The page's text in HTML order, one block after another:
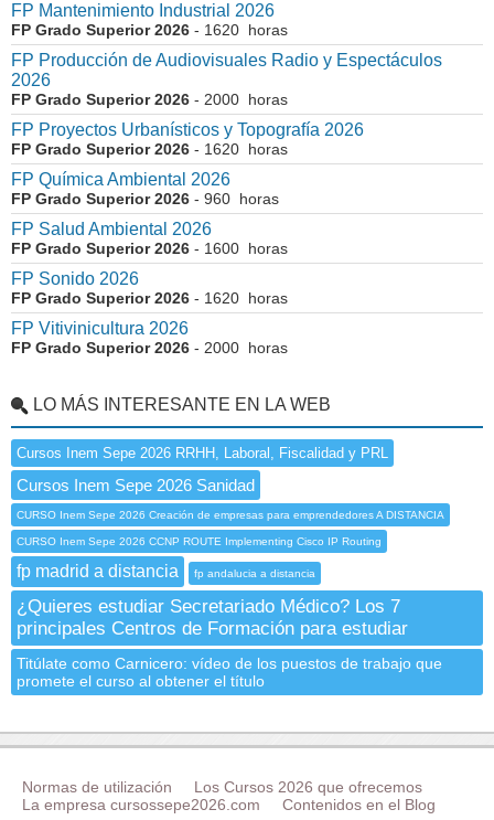
FP Mantenimiento Industrial 2026
FP Grado Superior 2026 - 1620 horas
FP Producción de Audiovisuales Radio y Espectáculos
2026
FP Grado Superior 2026 - 2000 horas
FP Proyectos Urbanísticos y Topografía 2026
FP Grado Superior 2026 - 1620 horas
FP Química Ambiental 2026
FP Grado Superior 2026 - 960 horas
FP Salud Ambiental 2026
FP Grado Superior 2026 - 1600 horas
FP Sonido 2026
FP Grado Superior 2026 - 1620 horas
FP Vitivinicultura 2026
FP Grado Superior 2026 - 2000 horas
LO MÁS INTERESANTE EN LA WEB
Cursos Inem Sepe 2026 RRHH, Laboral, Fiscalidad y PRL
Cursos Inem Sepe 2026 Sanidad
CURSO Inem Sepe 2026 Creación de empresas para emprendedores A DISTANCIA
CURSO Inem Sepe 2026 CCNP ROUTE Implementing Cisco IP Routing
fp madrid a distancia fp andalucia a distancia
¿Quieres estudiar Secretariado Médico? Los 7
principales Centros de Formación para estudiar
Titúlate como Carnicero: vídeo de los puestos de trabajo que
promete el curso al obtener el título
Normas de utilización
Los Cursos 2026 que ofrecemos
La empresa cursossepe2026.com
Contenidos en el Blog